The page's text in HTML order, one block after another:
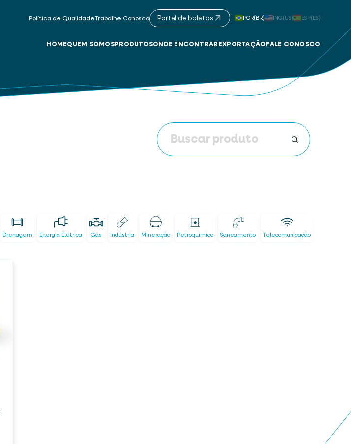
Política de QualidadeTrabalhe Conosco Portal de boletos POR(BR) ING(US) ESP(ES)
HOMEQUEM SOMOS PRODUTOSONDE ENCONTRAR EXPORTAÇÃO FALE CONOSCO
Drenagem Energia Elétrica Gás Indústria Mineração Petroquímico Saneamento Telecomunicação